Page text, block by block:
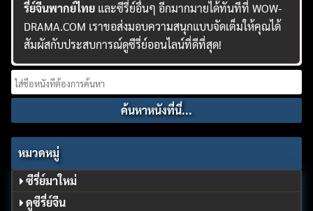
รี่ย์จีนพากย์ไทย และซีรี่ย์อื่นๆ อีกมากมายได้ทันทีที่ WOW-
DRAMA.COM เราขอส่งมอบความสนุกแบบจัดเต็มให้คุณได้
สัมผัสกับประสบการณ์ดูซีรี่ย์ออนไลน์ที่ดีที่สุด!
Search
for:
หมวดหมู่
ซีรี่ย์มาใหม่
ดูซีรี่ย์จีน